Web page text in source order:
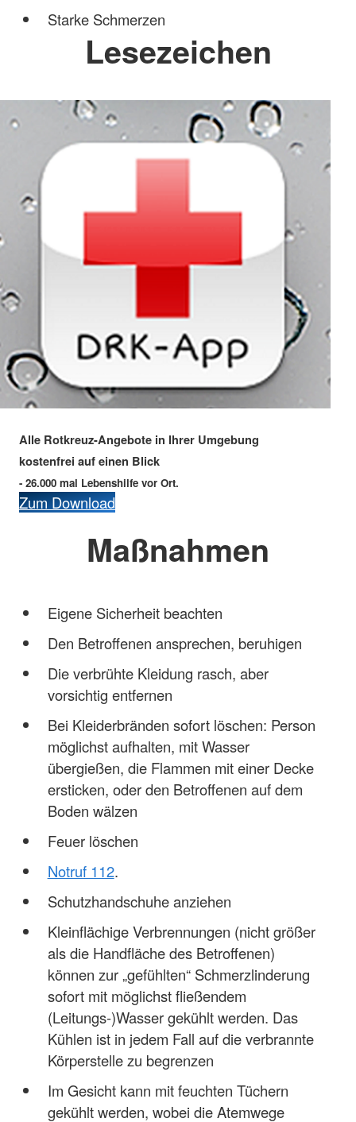
Starke Schmerzen
Lesezeichen
Alle Rotkreuz-Angebote in Ihrer Umgebung
kostenfrei auf einen Blick
- 26.000 mal Lebenshilfe vor Ort.
Zum Download
Maßnahmen
Eigene Sicherheit beachten
Den Betroffenen ansprechen, beruhigen
Die verbrühte Kleidung rasch, aber
vorsichtig entfernen
Bei Kleiderbränden sofort löschen: Person
möglichst aufhalten, mit Wasser
übergießen, die Flammen mit einer Decke
ersticken, oder den Betroffenen auf dem
Boden wälzen
Feuer löschen
Notruf 112.
Schutzhandschuhe anziehen
Kleinflächige Verbrennungen (nicht größer
als die Handfläche des Betroffenen)
können zur „gefühlten“ Schmerzlinderung
sofort mit möglichst fließendem
(Leitungs-)Wasser gekühlt werden. Das
Kühlen ist in jedem Fall auf die verbrannte
Körperstelle zu begrenzen
Im Gesicht kann mit feuchten Tüchern
gekühlt werden, wobei die Atemwege